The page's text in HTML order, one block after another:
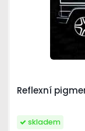
Reflexní
skladem